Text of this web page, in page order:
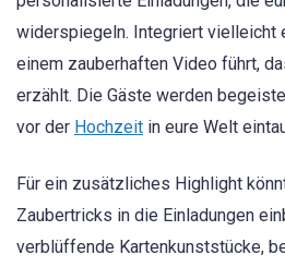
widerspiegeln. Integriert vielleicht
einem zauberhaften Video führt,
erzählt. Die Gäste werden
vor der Hochzeit in eure Welt
Für ein zusätzliches Highlight
Zaubertricks in die Einladungen
verblüffende Kartenkunststücke,